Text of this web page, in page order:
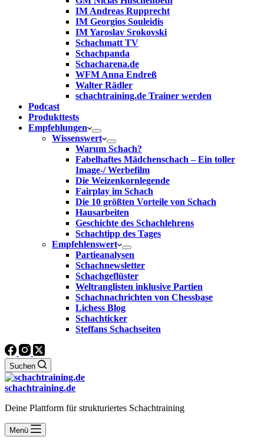
IM Andreas Rupprecht
IM Georgios Souleidis
IM Yaroslav Srokovski
Schachmatt TV
Schachpanda
Schacharena.de
WFM Anna Endreß
Walter Rädler
schachtraining.de Trainer werden
Podcast
Produkttests
Empfehlungen
Wissenswert
Warum Schach?
Fabelhaftes Mädchenschach – Ein toller
Image-/ Werbefilm
Die Weizenkornlegende
Fairplay im Schach
Die 10 größten Vorteile von Schach‎
Hausarbeiten
Geschichte des Schachlehrens
Schachtipp des Tages
Empfehlenswert
Partieanalysen
Schachnewsletter
Schachgeflüster
Weltranglisten inklusive Partien
Schachnachrichten von Chessbase
Lichess Blog
Schachticker
Steffans Schachseiten
Suchen
schachtraining.de
Deine Plattform für strukturiertes Schachtraining
Menü